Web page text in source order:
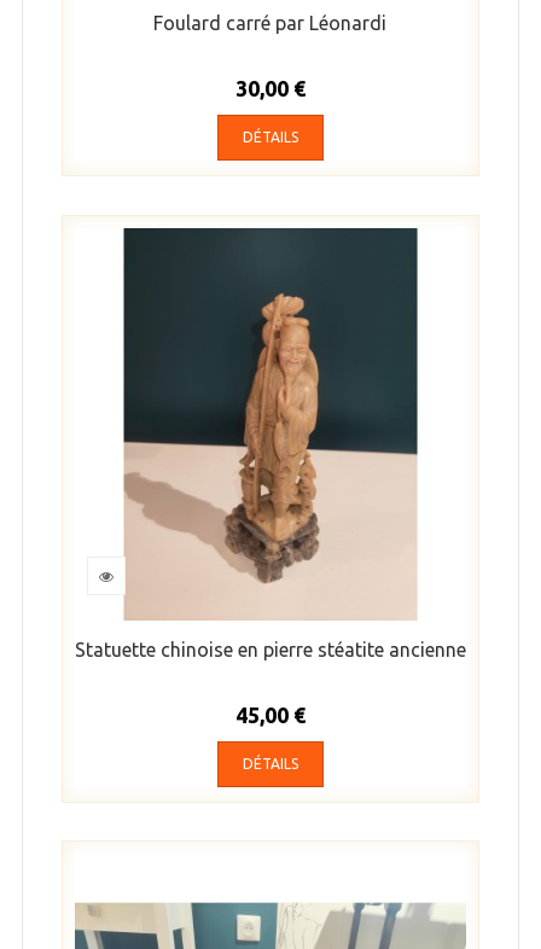
Foulard carré par Léonardi
30,00 €
DÉTAILS
Statuette chinoise en pierre stéatite ancienne
45,00 €
DÉTAILS